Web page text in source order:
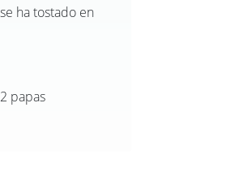
ha tostado en
papas